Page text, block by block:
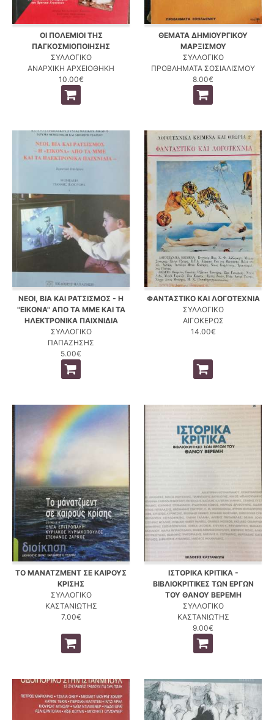
ΟΙ ΠΟΛΕΜΙΟΙ ΤΗΣ
ΠΑΓΚΟΣΜΙΟΠΟΙΗΣΗΣ
ΣΥΛΛΟΓΙΚΟ
ΑΝΑΡΧΙΚΗ ΑΡΧΕΙΟΘΗΚΗ
10.00€
ΘΕΜΑΤΑ ΔΗΜΙΟΥΡΓΙΚΟΥ
ΜΑΡΞΙΣΜΟΥ
ΣΥΛΛΟΓΙΚΟ
ΠΡΟΒΛΗΜΑΤΑ ΣΟΣΙΑΛΙΣΜΟΥ
8.00€
ΝΕΟΙ, ΒΙΑ ΚΑΙ ΡΑΤΣΙΣΜΟΣ - Η
"ΕΙΚΟΝΑ" ΑΠΟ ΤΑ ΜΜΕ ΚΑΙ ΤΑ
ΗΛΕΚΤΡΟΝΙΚΑ ΠΑΙΧΝΙΔΙΑ
ΣΥΛΛΟΓΙΚΟ
ΠΑΠΑΖΗΣΗΣ
5.00€
ΦΑΝΤΑΣΤΙΚΟ ΚΑΙ ΛΟΓΟΤΕΧΝΙΑ
ΣΥΛΛΟΓΙΚΟ
ΑΙΓΟΚΕΡΩΣ
14.00€
ΤΟ ΜΑΝΑΤΖΜΕΝΤ ΣΕ ΚΑΙΡΟΥΣ
ΚΡΙΣΗΣ
ΣΥΛΛΟΓΙΚΟ
ΚΑΣΤΑΝΙΩΤΗΣ
7.00€
ΙΣΤΟΡΙΚΑ ΚΡΙΤΙΚΑ -
ΒΙΒΛΙΟΚΡΙΤΙΚΕΣ ΤΩΝ ΕΡΓΩΝ
ΤΟΥ ΘΑΝΟΥ ΒΕΡΕΜΗ
ΣΥΛΛΟΓΙΚΟ
ΚΑΣΤΑΝΙΩΤΗΣ
9.00€